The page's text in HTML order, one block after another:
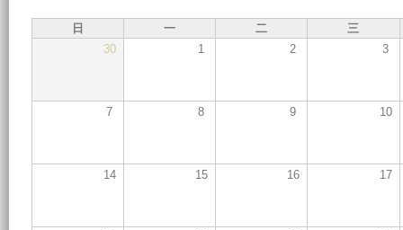
日 一 二
三
30
1 2 3
7 8 9 10
14 15 16 17